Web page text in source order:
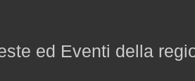
ed Eventi della